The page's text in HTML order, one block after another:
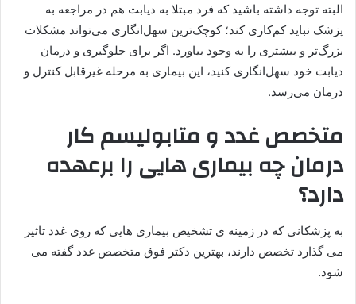
البته توجه داشته باشید که فرد مبتلا به دیابت هم در مراجعه به
پزشک نباید کم‌کاری کند؛ کوچک‌ترین سهل‌انگاری می‌تواند مشکلات
بزرگ‌تر و بیشتری را به وجود بیاورد. اگر برای جلوگیری و درمان
دیابت خود سهل‌انگاری کنید، این بیماری به مرحله غیرقابل کنترل و
درمان می‌رسد.
متخصص غدد و متابولیسم کار
درمان چه بیماری هایی را برعهده
دارد؟
به پزشکانی که در زمینه ی تشخیص بیماری هایی که روی غدد تاثیر
می گذارد تخصص دارند، بهترین دکتر فوق متخصص غدد گفته می
شود.